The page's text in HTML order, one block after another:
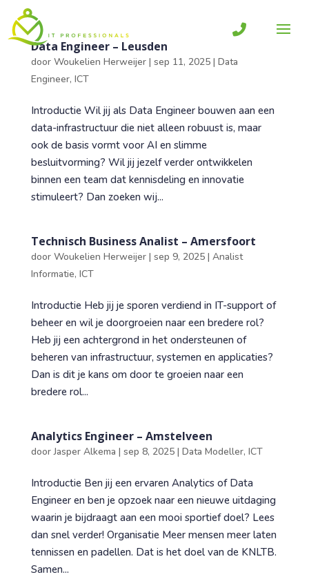
Data Engineer – Leusden
door Woukelien Herweijer| sep 11, 2025| Data
Engineer, ICT
Introductie Wil jij als Data Engineer bouwen aan een
data-infrastructuur die niet alleen robuust is, maar
ook de basis vormt voor AI en slimme
besluitvorming? Wil jij jezelf verder ontwikkelen
binnen een team dat kennisdeling en innovatie
stimuleert? Dan zoeken wij...
Technisch Business Analist – Amersfoort
door Woukelien Herweijer| sep 9, 2025| Analist
Informatie, ICT
Introductie Heb jij je sporen verdiend in IT-support of
beheer en wil je doorgroeien naar een bredere rol?
Heb jij een achtergrond in het ondersteunen of
beheren van infrastructuur, systemen en applicaties?
Dan is dit je kans om door te groeien naar een
bredere rol...
Analytics Engineer – Amstelveen
doorJasper Alkema | sep 8, 2025| Data Modeller, ICT
Introductie Ben jij een ervaren Analytics of Data
Engineer en ben je opzoek naar een nieuwe uitdaging
waarin je bijdraagt aan een mooi sportief doel? Lees
dan snel verder! Organisatie Meer mensen meer laten
tennissen en padellen. Dat is het doel van de KNLTB.
Samen...